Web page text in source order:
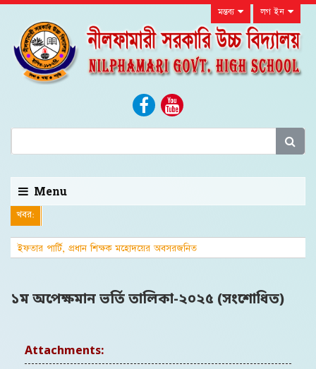
মন্তব্য লগ ইন
Menu
খবর:
ইফতার পার্টি, প্রধান শিক্ষক মহোদয়ের অবসরজনিত
১ম অপেক্ষমান ভর্তি তালিকা-২০২৫ (সংশোধিত)
Attachments: